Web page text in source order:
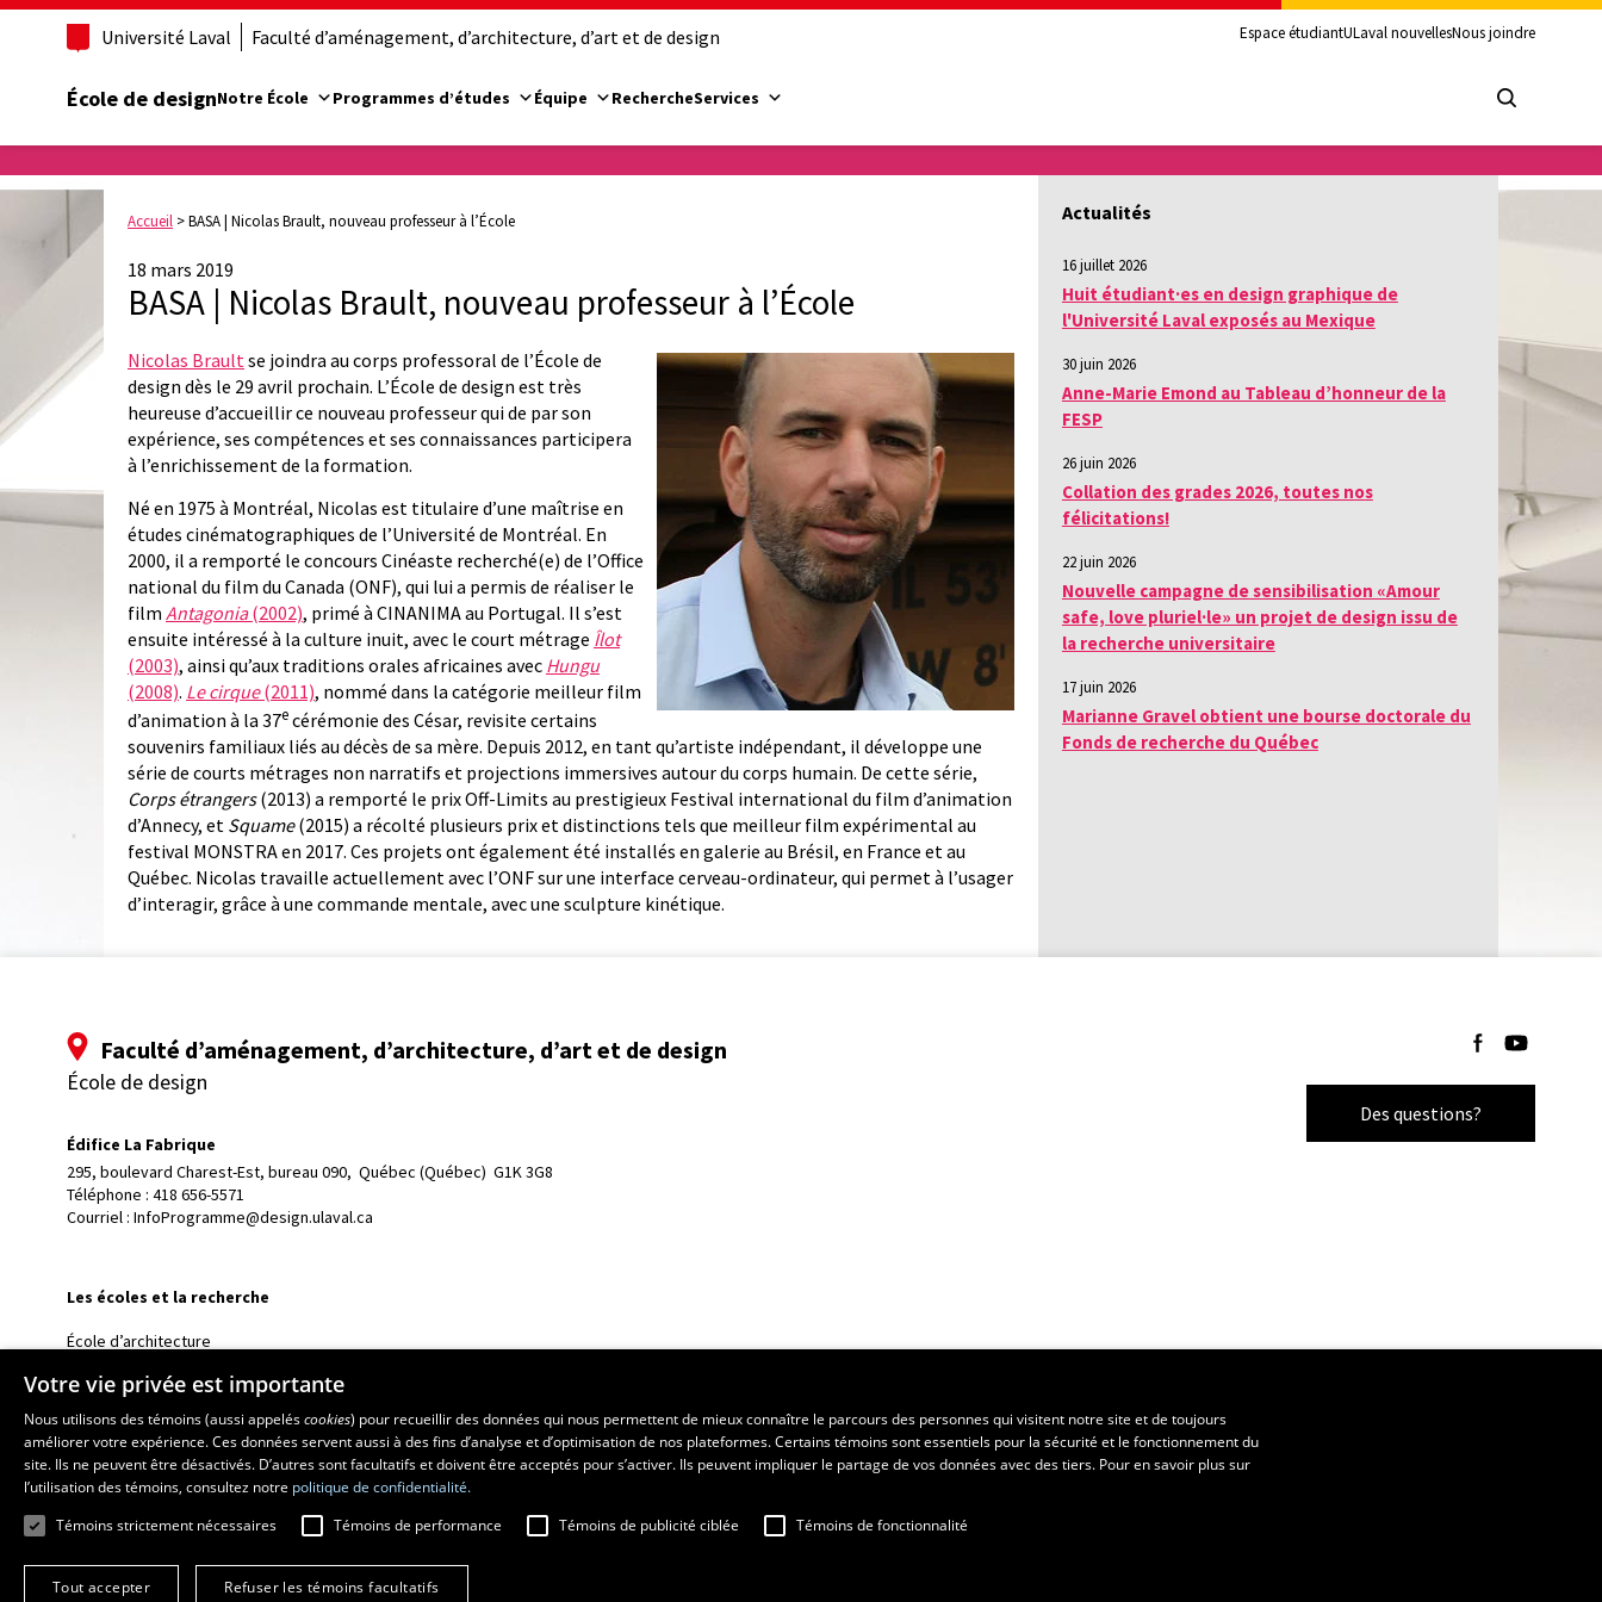
Université Laval Faculté d’aménagement, d’architecture, d’art et de design Espace étudiantULaval nouvellesNous joindre
École de designNotre École Programmes d’études Équipe RechercheServices
Accueil >BASA | Nicolas Brault, nouveau professeur à l’École
18 mars 2019
BASA | Nicolas Brault, nouveau professeur à l’École
Nicolas Braultse joindra au corps professoral de l’École de
design dès le 29 avril prochain. L’École de design est très
heureuse d’accueillir ce nouveau professeur qui de par son
expérience, ses compétences et ses connaissances participera
à l’enrichissement de la formation.
Né en 1975 à Montréal, Nicolas est titulaire d’une maîtrise en
études cinématographiques de l’Université de Montréal. En
2000, il a remporté le concours Cinéaste recherché(e) de l’Office
national du film du Canada (ONF), qui lui a permis de réaliser le
film Antagonia(2002), primé à CINANIMA au Portugal. Il s’est
ensuite intéressé à la culture inuit, avec le court métrage Îlot
(2003), ainsi qu’aux traditions orales africaines avec Hungu
(2008). Le cirque(2011), nommé dans la catégorie meilleur film
d’animation à la 37ecérémonie des César, revisite certains
souvenirs familiaux liés au décès de sa mère. Depuis 2012, en tant qu’artiste indépendant, il développe une
série de courts métrages non narratifs et projections immersives autour du corps humain. De cette série,
Corps étrangers(2013) a remporté le prix Off-Limits au prestigieux Festival international du film d’animation
d’Annecy, et Squame(2015) a récolté plusieurs prix et distinctions tels que meilleur film expérimental au
festival MONSTRA en 2017. Ces projets ont également été installés en galerie au Brésil, en France et au
Québec. Nicolas travaille actuellement avec l’ONF sur une interface cerveau-ordinateur, qui permet à l’usager
d’interagir, grâce à une commande mentale, avec une sculpture kinétique.
Actualités
16 juillet 2026
Huit étudiant·es en design graphique de
l'Université Laval exposés au Mexique
30 juin 2026
Anne-Marie Emond au Tableau d’honneur de la
FESP
26 juin 2026
Collation des grades 2026, toutes nos
félicitations!
22 juin 2026
Nouvelle campagne de sensibilisation «Amour
safe, love pluriel·le» un projet de design issu de
la recherche universitaire
17 juin 2026
Marianne Gravel obtient une bourse doctorale du
Fonds de recherche du Québec
Faculté d’aménagement, d’architecture, d’art et de design
École de design
Édifice La Fabrique
295, boulevard Charest-Est, bureau 090, Québec (Québec)  G1K 3G8
Téléphone : 418 656-5571
Courriel : InfoProgramme@design.ulaval.ca
Suivez-nous sur
Suivez-nous
Des questions?
Les écoles et la recherche
École d’architecture
École supérieure d’aménagement du territoire et de développement régional
Centre de recherche en aménagement et développement
Votre vie privée est importante
Nous utilisons des témoins (aussi appeléscookies) pour recueillir des données qui nous permettent de mieux connaître le parcours des personnes qui visitent notre site et de toujours
améliorer votre expérience. Ces données servent aussi à des fins d’analyse et d’optimisation de nos plateformes. Certains témoins sont essentiels pour la sécurité et le fonctionnement du
site. Ils ne peuvent être désactivés. D’autres sont facultatifs et doivent être acceptés pour s’activer. Ils peuvent impliquer le partage de vos données avec des tiers. Pour en savoir plus sur
l’utilisation des témoins, consultez notre politique de confidentialité.
Témoins strictement nécessaires
Témoins de performance Témoins de publicité ciblée Témoins de fonctionnalité
Tout accepter Refuser les témoins facultatifs